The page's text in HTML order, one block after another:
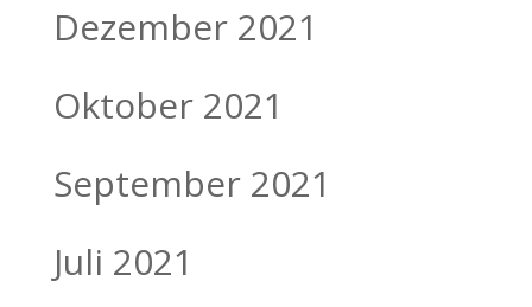
Dezember 2021
Oktober 2021
September 2021
Juli 2021